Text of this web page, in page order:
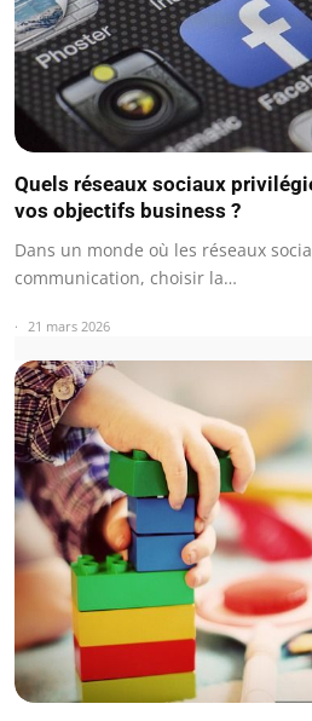
Quels réseaux sociaux
vos objectifs business ?
Dans un monde où les réseaux
communication, choisir la…
21 mars 2026